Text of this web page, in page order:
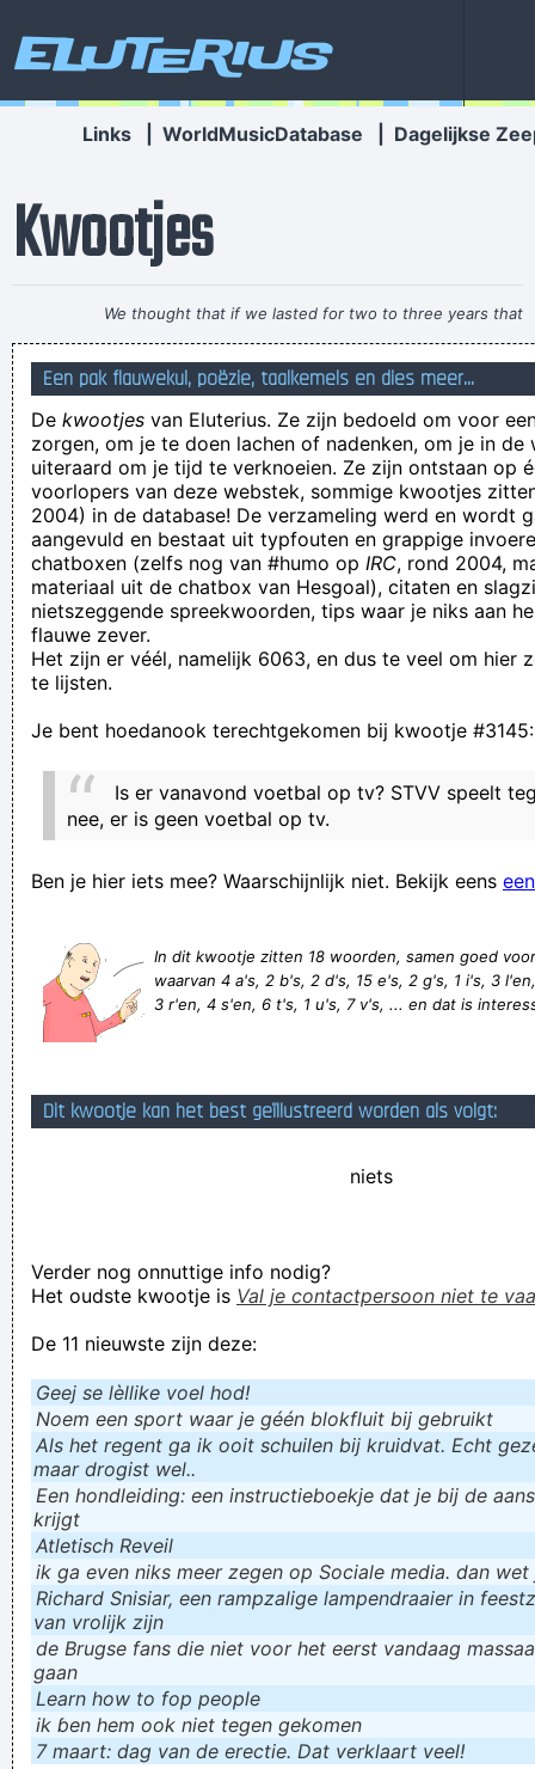
Eluterius
Links WorldMusicDatabase Dagelijkse
Kwootjes
We thought that if we lasted for two to three years that
would be fantastic~ Ringo Starr
one hundred and plenty-five
de site waar personen komen die televiesiespots op dvd
branden
beter 1 dag gelachen dan 1 dag dood
meestal is da tututureuttttuuuuuuu en dan een immens lange
stilte
thuis heb ik nog ’n ansichtkaart waarop ’n boer het doet met
teach your children to say I love you FROM the heart. Not BY
EN HELENA WORD ZWANGER DE REST MOET JE MAAR
LEZEN MAAR IK HEB DIT BOEK GESPAARD MET HET LAASTE
NIEUWS SAMEN MET DE DVD
Dat begrijpen we. Daarom hoef je niet te betalen om onze
Jaaa, toe maar! Begin maar weer vrolijk te gutsen!
Geklaag van Club Brugge op ref stuit op onbegrip: "Naast de
ik krenk dus ik besta
#klaagweek op Facebook! En je weet: een themaweek op
Een pak flauwekul, poëzie, taalkemels en dies meer...
De kwootjes van Eluterius. Ze zijn bedoeld om voor
zorgen, om je te doen lachen of nadenken, om je in de
uiteraard om je tijd te verknoeien. Ze zijn ontstaan op
voorlopers van deze webstek, sommige kwootjes
2004) in de database! De verzameling werd en wordt
aangevuld en bestaat uit typfouten en grappige
chatboxen (zelfs nog van #humo op IRC, rond 2004,
materiaal uit de chatbox van Hesgoal), citaten en
nietszeggende spreekwoorden, tips waar je niks aan
flauwe zever.
Het zijn er véél, namelijk 6063, en dus te veel om hier
te lijsten.
Je bent hoedanook terechtgekomen bij kwootje #3145:
Is er vanavond voetbal op tv? STVV speelt
nee, er is geen voetbal op tv.
Ben je hier iets mee? Waarschijnlijk niet. Bekijk eens
In dit kwootje zitten 18 woorden, samen goed
waarvan 4 a's, 2 b's, 2 d's, 15 e's, 2 g's, 1 i's, 3
3 r'en, 4 s'en, 6 t's, 1 u's, 7 v's, ... en dat is
Dit kwootje kan het best geïllustreerd worden als volgt:
niets
Verder nog onnuttige info nodig?
Het oudste kwootje is Val je contactpersoon niet te
De 11 nieuwste zijn deze:
Geej se lèllike voel hod!
Noem een sport waar je géén blokfluit bij gebruikt
Als het regent ga ik ooit schuilen bij kruidvat. Echt
maar drogist wel..
Een hondleiding: een instructieboekje dat je bij de
krijgt
Atletisch Reveil
ik ga even niks meer zegen op Sociale media. dan
Richard Snisiar, een rampzalige lampendraaier in
van vrolijk zijn
de Brugse fans die niet voor het eerst vandaag
gaan
Learn how to fop people
ik ɓen hem ook niet tegen gekomen
7 maart: dag van de erectie. Dat verklaart veel!